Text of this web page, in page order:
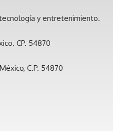
y entretenimiento.
CP. 54870
C.P. 54870